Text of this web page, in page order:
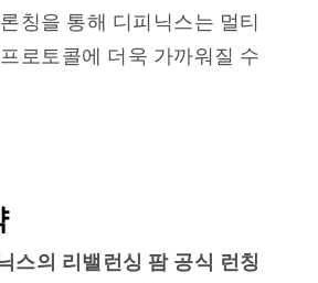
칭을 통해 디피닉스는 멀티
로토콜에 더욱 가까워질 수
스의 리밸런싱 팜 공식 런칭